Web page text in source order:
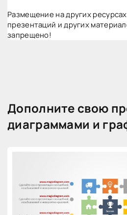
Размещение на других
презентаций и других
запрещено!
Дополните свою
диаграммами и